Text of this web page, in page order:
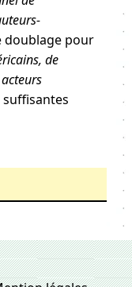
doublage pour
de